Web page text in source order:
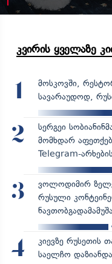
კვირის ყველაზე
1
მოსკოვში,
სავარაუდოდ,
2
სერგეი
მომხდარ
Telegram-
3
ვოლოდიმირ
რუსული
4
კიევზე რუსეთის
საელჩო